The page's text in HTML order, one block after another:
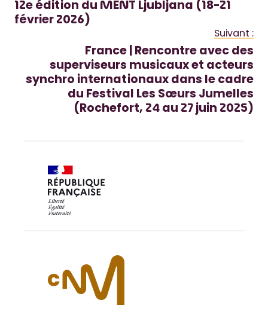
12e édition du MENT Ljubljana (18-21
février 2026)
Suivant :
France | Rencontre avec des
superviseurs musicaux et acteurs
synchro internationaux dans le cadre
du Festival Les Sœurs Jumelles
(Rochefort, 24 au 27 juin 2025)